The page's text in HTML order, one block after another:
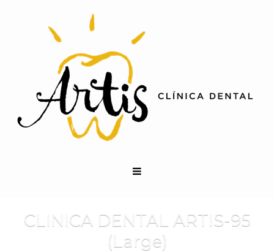
CLINICA DENTAL ARTIS-95
(Large)